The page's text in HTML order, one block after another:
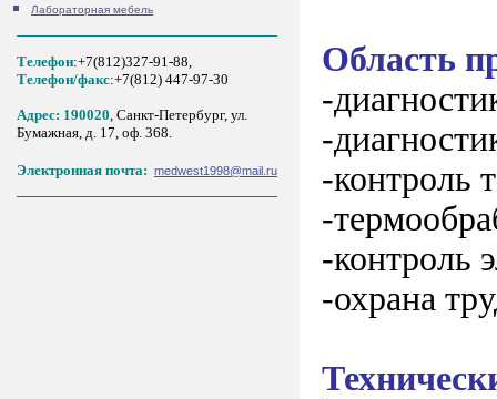
Лабораторная мебель
Телефон:+7(812)327-91-88,
Tелефон/факс:+7(812) 447-97-30
Адрес: 190020, Санкт-Петербург, ул.
Бумажная, д. 17, оф. 368.
Электронная почта: medwest1998@mail.ru
Область
-
-
-контроль
-
-контроль
-охрана